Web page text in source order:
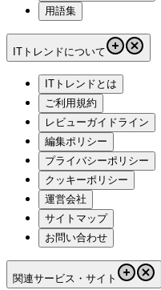
用語集
ITトレンドについて
ITトレンドとは
ご利用規約
レビューガイドライン
編集ポリシー
プライバシーポリシー
クッキーポリシー
運営会社
サイトマップ
お問い合わせ
関連サービス・サイト